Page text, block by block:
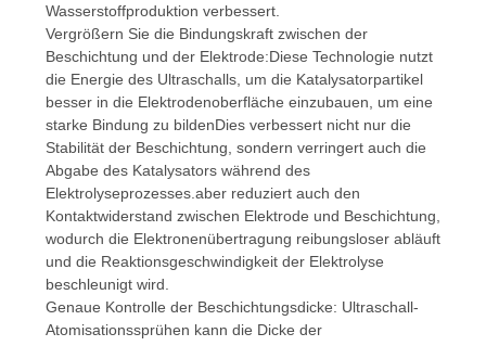
Wasserstoffproduktion verbessert.
Vergrößern Sie die Bindungskraft zwischen der
Beschichtung und der Elektrode:Diese Technologie nutzt
die Energie des Ultraschalls, um die Katalysatorpartikel
besser in die Elektrodenoberfläche einzubauen, um eine
starke Bindung zu bildenDies verbessert nicht nur die
Stabilität der Beschichtung, sondern verringert auch die
Abgabe des Katalysators während des
Elektrolyseprozesses.aber reduziert auch den
Kontaktwiderstand zwischen Elektrode und Beschichtung,
wodurch die Elektronenübertragung reibungsloser abläuft
und die Reaktionsgeschwindigkeit der Elektrolyse
beschleunigt wird.
Genaue Kontrolle der Beschichtungsdicke: Ultraschall-
Atomisationssprühen kann die Dicke der